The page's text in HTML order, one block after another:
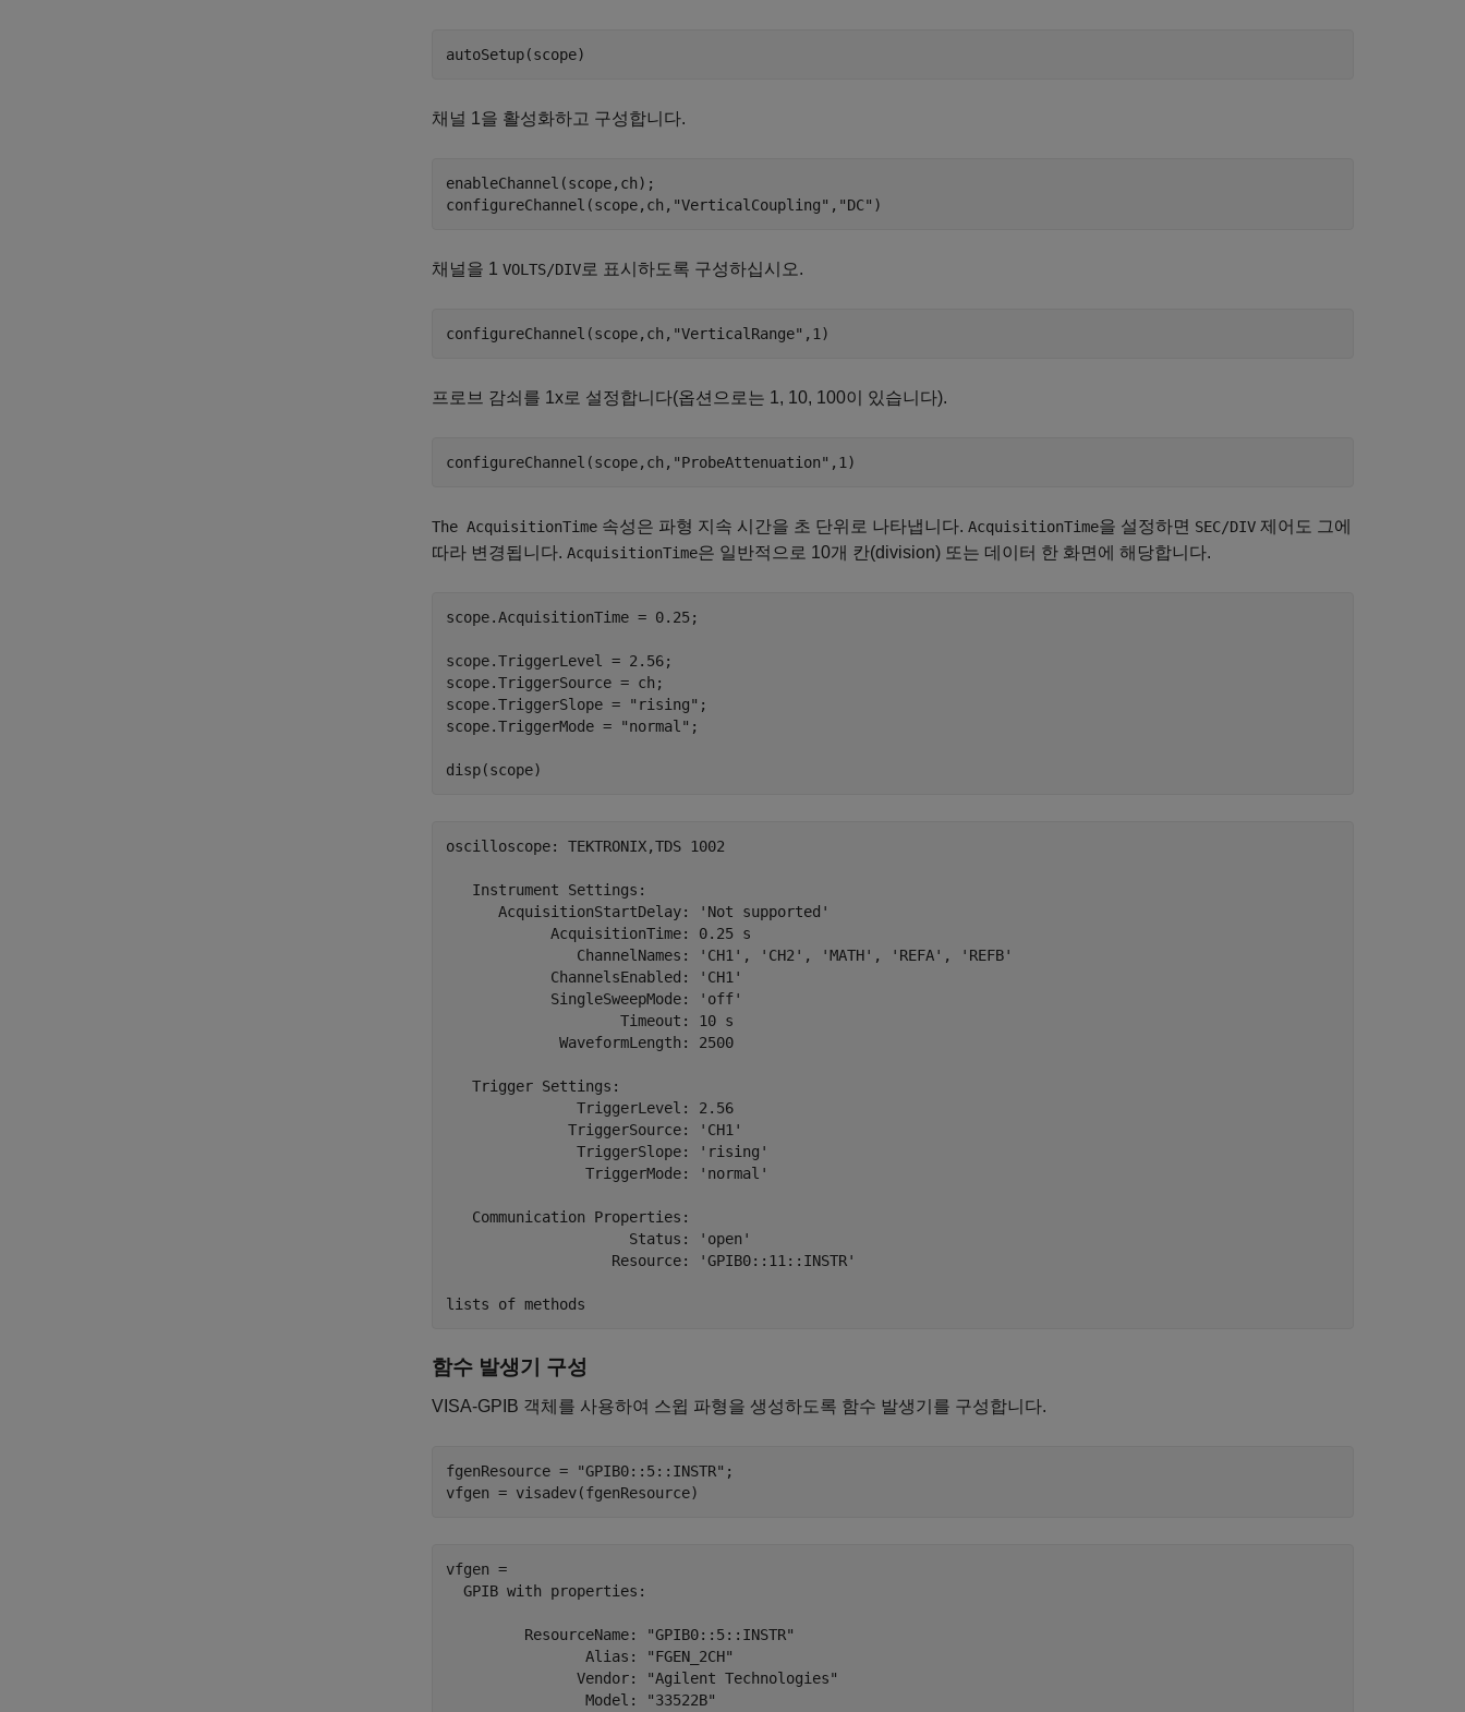
autoSetup(scope)
채널 1을 활성화하고 구성합니다.
enableChannel(scope,ch);
configureChannel(scope,ch, "VerticalCoupling" , "DC" )
채널을 1 VOLTS/DIV로 표시하도록 구성하십시오.
configureChannel(scope,ch, "VerticalRange" ,1)
프로브 감쇠를 1x로 설정합니다(옵션으로는 1, 10, 100이 있습니다).
configureChannel(scope,ch, "ProbeAttenuation" ,1)
The AcquisitionTime 속성은 파형 지속 시간을 초 단위로 나타냅니다. AcquisitionTime을 설정하면 SEC/DIV 제어도 그에
따라 변경됩니다. AcquisitionTime은 일반적으로 10개 칸(division) 또는 데이터 한 화면에 해당합니다.
scope.AcquisitionTime = 0.25;
scope.TriggerLevel = 2.56;
scope.TriggerSource = ch;
scope.TriggerSlope =
"rising" ;
scope.TriggerMode =
"normal" ;
disp(scope)
oscilloscope: TEKTRONIX,TDS 1002
   Instrument Settings:
      AcquisitionStartDelay: 'Not supported'
            AcquisitionTime: 0.25 s
               ChannelNames: 'CH1', 'CH2', 'MATH', 'REFA', 'REFB'
            ChannelsEnabled: 'CH1'
            SingleSweepMode: 'off'
                    Timeout: 10 s
             WaveformLength: 2500
   Trigger Settings:
               TriggerLevel: 2.56
              TriggerSource: 'CH1'
               TriggerSlope: 'rising'
                TriggerMode: 'normal'
   Communication Properties:
                     Status: 'open'
                   Resource: 'GPIB0::11::INSTR'
함수 발생기 구성
VISA-GPIB 객체를 사용하여 스윕 파형을 생성하도록 함수 발생기를 구성합니다.
fgenResource = "GPIB0::5::INSTR" ;
vfgen = visadev(fgenResource)
vfgen =
  GPIB with properties:
         ResourceName: "GPIB0::5::INSTR"
                Alias: "FGEN_2CH"
               Vendor: "Agilent Technologies"
                Model: "33522B"